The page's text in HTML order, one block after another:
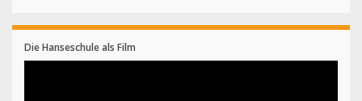
Die Hanseschule als Film